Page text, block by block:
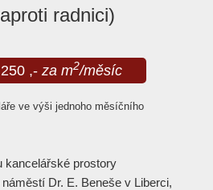
radnici)
250 ,- za m2/měsíc
ve výši jednoho měsíčního
kancelářské prostory
Dr. E. Beneše v Liberci,